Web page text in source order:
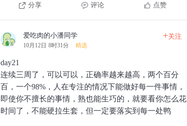
分享 评论 点赞
爱吃肉的小潘同学
10月12日 8时31分 精选
+关注
day21
连续三周了，可以可以，正确率越来越高，两个百分
百，一个98%，人在专注的情况下能做好每一件事情，
即使你不擅长的事情，熟也能生巧的，就要看你怎么花
时间了，不能硬拉生套，但一定要落实到每一处鸭